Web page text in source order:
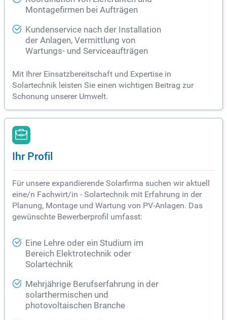
Montagefirmen bei Aufträgen
Kundenservice nach der Installation
der Anlagen, Vermittlung von
Wartungs- und Serviceaufträgen
Mit Ihrer Einsatzbereitschaft und Expertise in
Solartechnik leisten Sie einen wichtigen Beitrag zur
Schonung unserer Umwelt.
Ihr Profil
Für unsere expandierende Solarfirma suchen wir aktuell
eine/n Fachwirt/in - Solartechnik mit Erfahrung in der
Planung, Montage und Wartung von PV-Anlagen. Das
gewünschte Bewerberprofil umfasst:
Eine Lehre oder ein Studium im
Bereich Elektrotechnik oder
Solartechnik
Mehrjährige Berufserfahrung in der
solarthermischen und
photovoltaischen Branche